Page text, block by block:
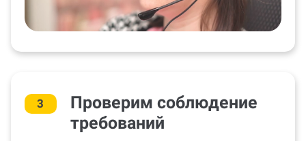
3
Проверим соблюдение
требований